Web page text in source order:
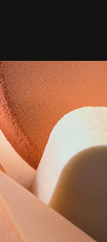
的全新体